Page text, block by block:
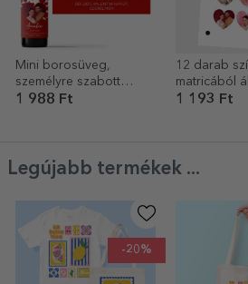
Mini borosüveg,
személyre szabott
fotóval és szöveggel –
1 988 Ft
12 darab
matricából
(önragasztó
1 193 Ft
Legújabb termékek ...
-20%